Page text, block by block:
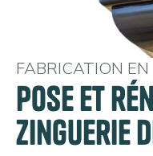
Pose et
zinguerie
FABRICATION EN